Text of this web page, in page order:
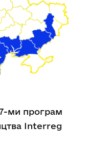
7-ми програм
Interreg